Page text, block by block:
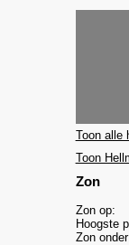
Toon alle
Toon
Zon
Zon op:
Hoogste
Zon